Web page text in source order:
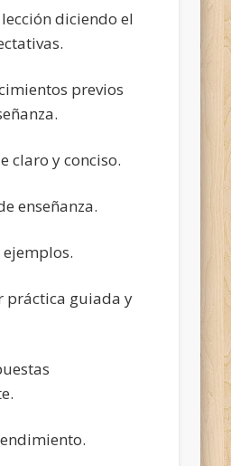
diciendo el
previos
claro y conciso.
enseñanza.
práctica guiada y